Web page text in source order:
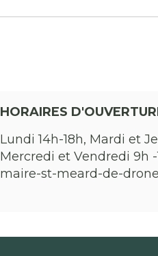
HORAIRES
Lundi 14h-18h, Mardi et
Mercredi et Vendredi 9h -
maire-st-meard-de-